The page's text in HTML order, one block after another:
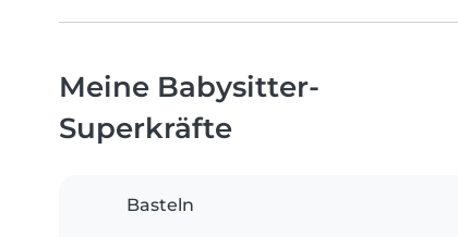
Meine Babysitter-
Superkräfte
Basteln